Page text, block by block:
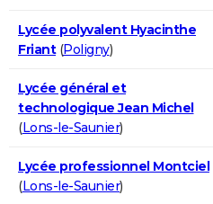
Lycée polyvalent Hyacinthe
Friant(Poligny)
Lycée général et
technologique Jean Michel
(Lons-le-Saunier)
Lycée professionnel Montciel
(Lons-le-Saunier)